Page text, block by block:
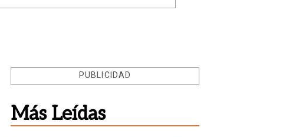
PUBLICIDAD
Más Leídas